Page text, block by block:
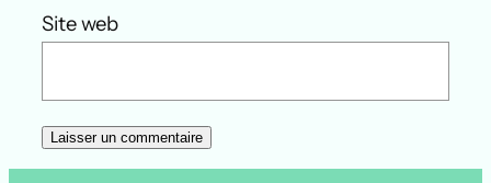
Site web